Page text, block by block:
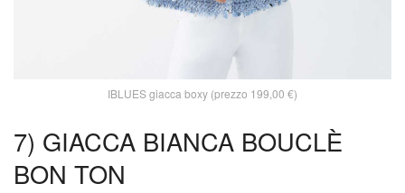
IBLUES giacca boxy (prezzo 199,00 €)
7) GIACCA BIANCA BOUCLÈ
BON TON